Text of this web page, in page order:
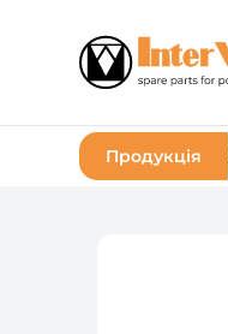
Продукція